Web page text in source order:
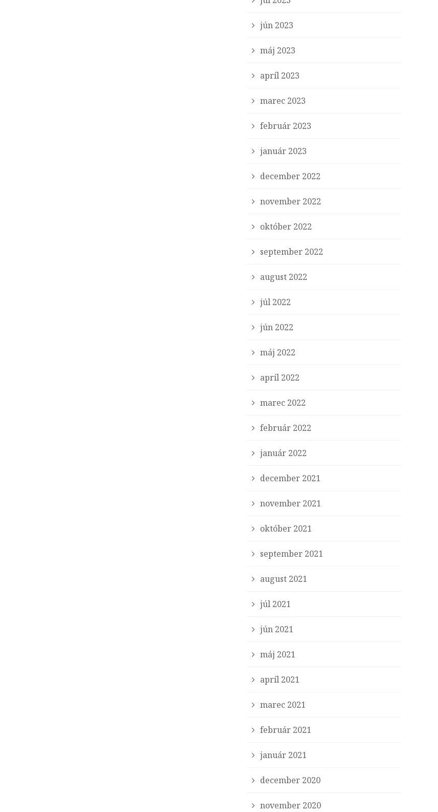
jún 2023
máj 2023
apríl 2023
marec 2023
február 2023
január 2023
december 2022
november 2022
október 2022
september 2022
august 2022
júl 2022
jún 2022
máj 2022
apríl 2022
marec 2022
február 2022
január 2022
december 2021
november 2021
október 2021
september 2021
august 2021
júl 2021
jún 2021
máj 2021
apríl 2021
marec 2021
február 2021
január 2021
december 2020
november 2020